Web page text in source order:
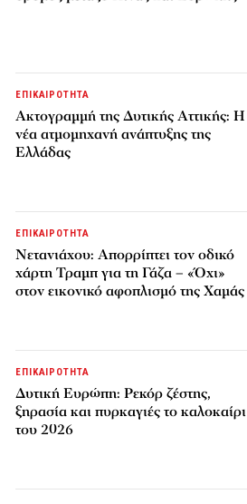
ΕΠΙΚΑΙΡΟΤΗΤΑ
Ακτογραμμή της Δυτικής Αττικής: Η
νέα ατμομηχανή ανάπτυξης της
Ελλάδας
ΕΠΙΚΑΙΡΟΤΗΤΑ
Νετανιάχου: Απορρίπτει τον οδικό
χάρτη Τραμπ για τη Γάζα – «Όχι»
στον εικονικό αφοπλισμό της Χαμάς
ΕΠΙΚΑΙΡΟΤΗΤΑ
Δυτική Ευρώπη: Ρεκόρ ζέστης,
ξηρασία και πυρκαγιές το καλοκαίρι
του 2026